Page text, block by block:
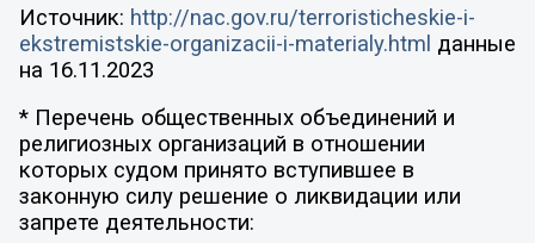
Источник: http://nac.gov.ru/terroristicheskie-i-
ekstremistskie-organizacii-i-materialy.html данные
на 16.11.2023
* Перечень общественных объединений и
религиозных организаций в отношении
которых судом принято вступившее в
законную силу решение о ликвидации или
запрете деятельности: